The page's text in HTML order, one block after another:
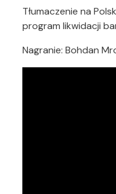
Tłumaczenie na
program likwidacji
Nagranie: Bohdan